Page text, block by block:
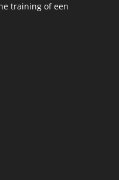
training of een